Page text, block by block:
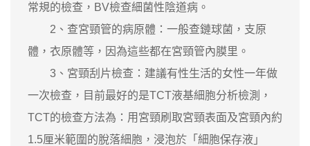
常規的檢查，BV檢查細菌性陰道病。
2、查宮頸管的病原體：一般查鏈球菌，支原
體，衣原體等，因為這些都在宮頸管內膜里。
3、宮頸刮片檢查：建議有性生活的女性一年做
一次檢查，目前最好的是TCT液基細胞分析檢測，
TCT的檢查方法為：用宮頸刷取宮頸表面及宮頸內約
1.5厘米範圍的脫落細胞，浸泡於「細胞保存液」